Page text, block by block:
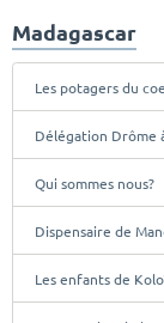
Madagascar
Les potagers du
Délégation Drôme
Qui sommes nous?
Dispensaire de
Les enfants de